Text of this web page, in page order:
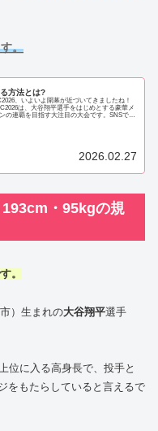
。
方法とは?
、いよいよ開幕が近づいてきましたね！
は、大谷翔平選手をはじめとする豪華メ
の連覇を目指す大注目の大会です。SNSでも
2026.02.27
・95kgの規
。
）生まれの大谷翔平選手
位に入る高身長で、投手と
をもたらしていると言えるで